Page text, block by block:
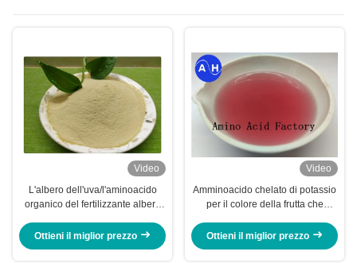
Video
L'albero dell'uva/l'aminoacido
organico del fertilizzante albero
Ottieni il miglior prezzo
Video
Amminoacido chelato di potassio
per il colore della frutta che
rosso
Ottieni il miglior prezzo